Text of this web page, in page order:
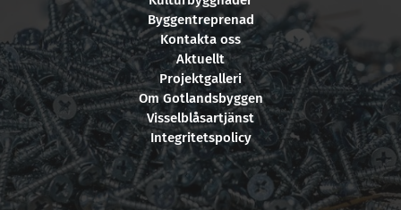
Byggentreprenad
Kontakta oss
Aktuellt
Projektgalleri
Om Gotlandsbyggen
Visselblåsartjänst
Integritetspolicy